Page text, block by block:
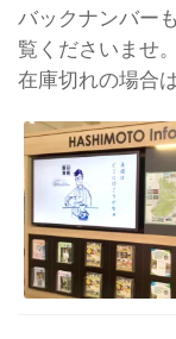
バックナンバー
覧くださいませ。
在庫切れの場合